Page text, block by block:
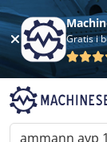
Gratis i